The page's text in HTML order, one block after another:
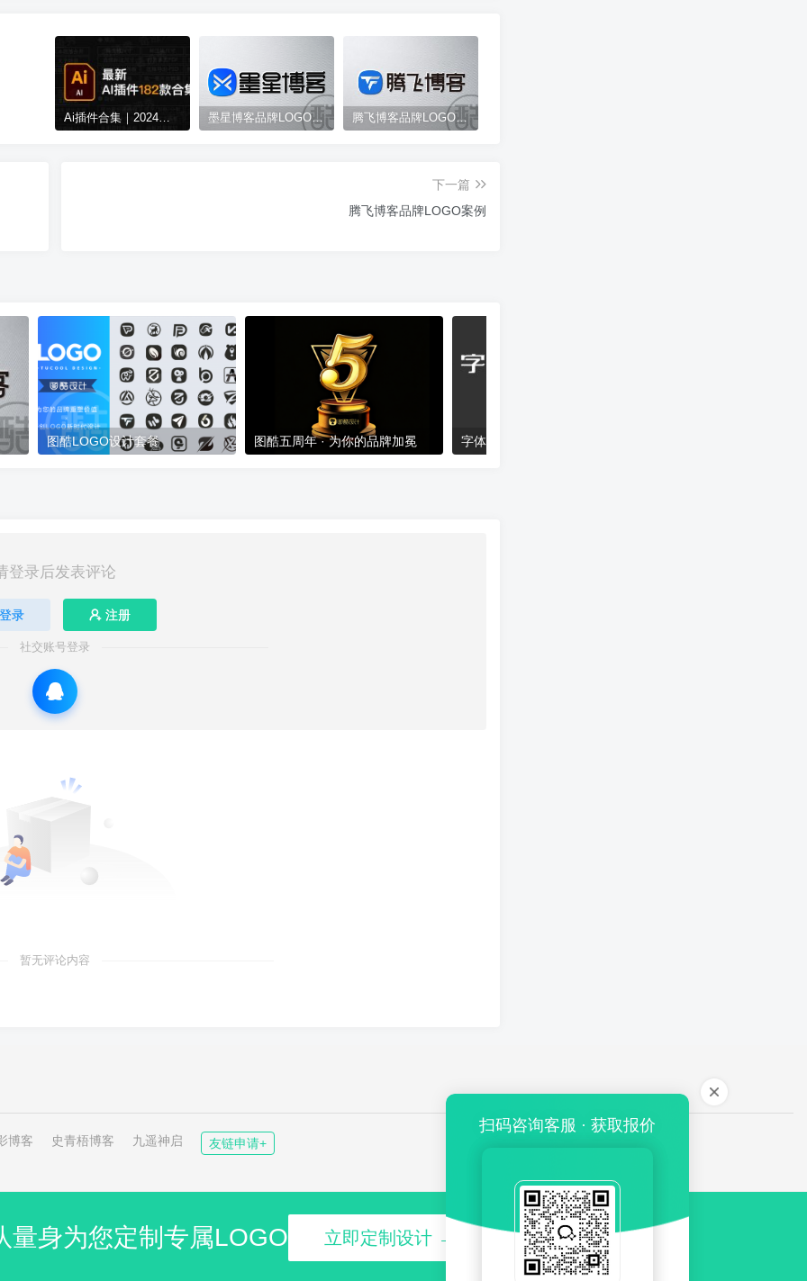
Ai插件合集｜2024全新 AI 脚本插件 182 款合集，一键安装！ 墨星博客品牌LOGO案例 腾飞博客品牌LOGO案例
下一篇
腾飞博客品牌LOGO案例
图酷LOGO设计套餐 图酷五周年 · 为你的品牌加冕 字体传奇特战体
登录后发表评论
登录 注册
社交账号登录
暂无评论内容
博客 史青梧博客 九遥神启 友链申请+
量身为您定制专属LOGO 立即定制设计 →
扫码咨询客服 · 获取报价